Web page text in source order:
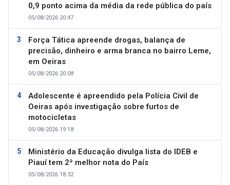
0,9 ponto acima da média da rede pública do país
05/08/2026 20:47
Força Tática apreende drogas, balança de
precisão, dinheiro e arma branca no bairro Leme,
em Oeiras
05/08/2026 20:08
Adolescente é apreendido pela Polícia Civil de
Oeiras após investigação sobre furtos de
motocicletas
05/08/2026 19:18
Ministério da Educação divulga lista do IDEB e
Piauí tem 2ª melhor nota do País
05/08/2026 18:32